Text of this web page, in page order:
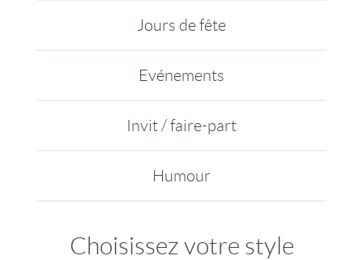
Jours de fête
Evénements
Invit / faire-part
Humour
Choisissez votre style